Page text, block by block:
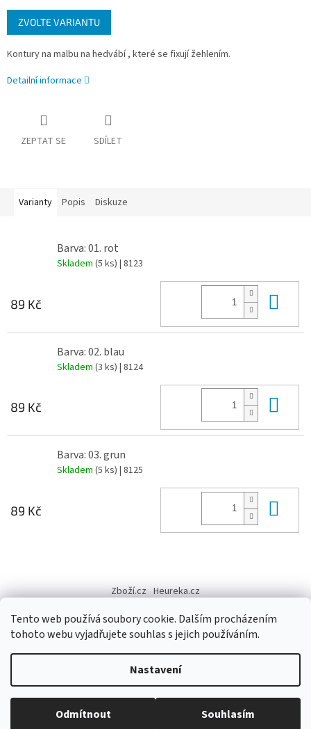
Tento web používá soubory cookie. Dalším procházením
tohoto webu vyjadřujete souhlas s jejich používáním.
Nastavení
Odmítnout Souhlasím
Měrná
cena:
ZVOLTE VARIANTU
Kontury na malbu na hedvábí , které se fixují žehlením.
Detailní informace
ZEPTAT SE SDÍLET
Varianty Popis Diskuze
Barva: 01. rot
Skladem (5 ks) | 8123
89 Kč
Barva: 02. blau
Skladem (3 ks) | 8124
89 Kč
Barva: 03. grun
Skladem (5 ks) | 8125
89 Kč
p
Zboží.cz Heureka.cz
Copyright 2026Výtvarné potřeby - hedvábí.cz. Všechna práva
vyhrazena.
Upravit nastavení cookies